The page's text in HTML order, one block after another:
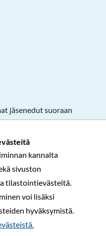
kannalta
sivuston
tilastointievästeitä.
voi lisäksi
hyväksymistä.
jäsenedut suoraan
Sopimusehdot